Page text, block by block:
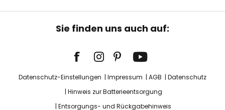
Sie finden uns auch auf:
Datenschutz-Einstellungen Impressum AGB
Datenschutz
Hinweis zur Batterieentsorgung
Entsorgungs- und Rückgabehinweis